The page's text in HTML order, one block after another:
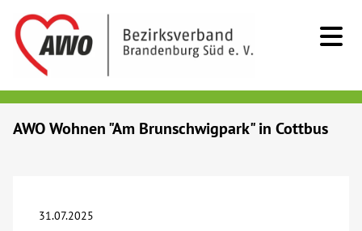
AWO Wohnen "Am Brunschwigpark" in Cottbus
31.07.2025